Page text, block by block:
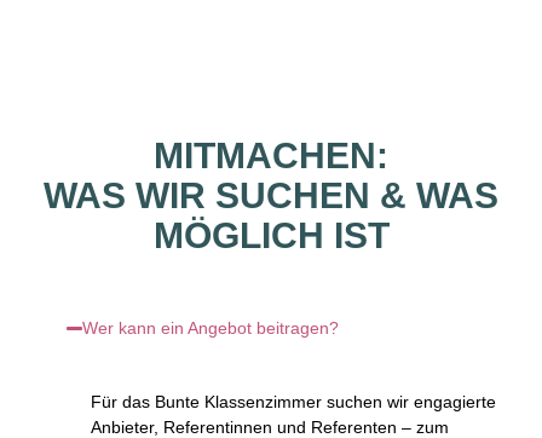
MITMACHEN:
WAS WIR SUCHEN & WAS
MÖGLICH IST
Wer kann ein Angebot beitragen?
Für das Bunte Klassenzimmer suchen wir engagierte
Anbieter, Referentinnen und Referenten – zum